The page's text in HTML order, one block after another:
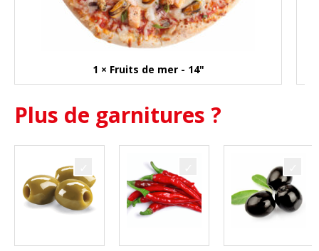
1 × Fruits de mer - 14"
Plus de garnitures ?